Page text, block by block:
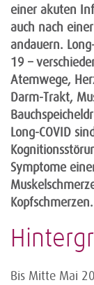
einer akuten
auch nach
andauern.
19 –
Atemwege,
Darm-Trakt,
Long-COVID
Symptome
Kopfschmerzen.
Bis Mitte Mai